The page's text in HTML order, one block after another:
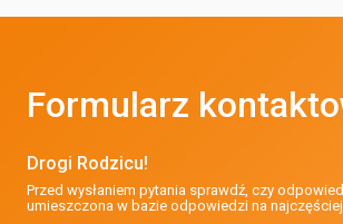
Formularz
Drogi Rodzicu!
Przed wysłaniem pytania sprawdź, czy
umieszczona w bazie odpowiedzi na